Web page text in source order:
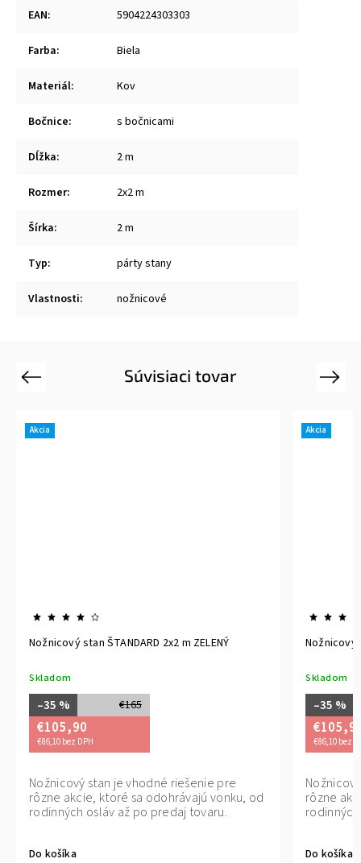
EAN: 5904224303303
Farba: Biela
Materiál: Kov
Bočnice: s bočnicami
Dĺžka: 2 m
Rozmer: 2x2 m
Šírka: 2 m
Typ: párty stany
Vlastnosti: nožnicové
Súvisiaci tovar
Previous
nákup. Platba kuriérovi pri
tovaru. Jednoduché vrátenie
do 14 dní.
Akcia
Nožnicový stan ŠTANDARD 2x2 m ZELENÝ
Skladom
€165
–35 %
€105,90
€86,10 bez DPH
Do košíka
Nožnicový stan je vhodné riešenie pre
rôzne akcie, ktoré sa odohrávajú vonku, od
rodinných osláv až po predaj tovaru.
Bezpečný
preberaní
tovaru do 14 dní.
Akcia
Nožnicový
Skladom
–35 %
€86,10 bez
Do košíka
rôzne
Next